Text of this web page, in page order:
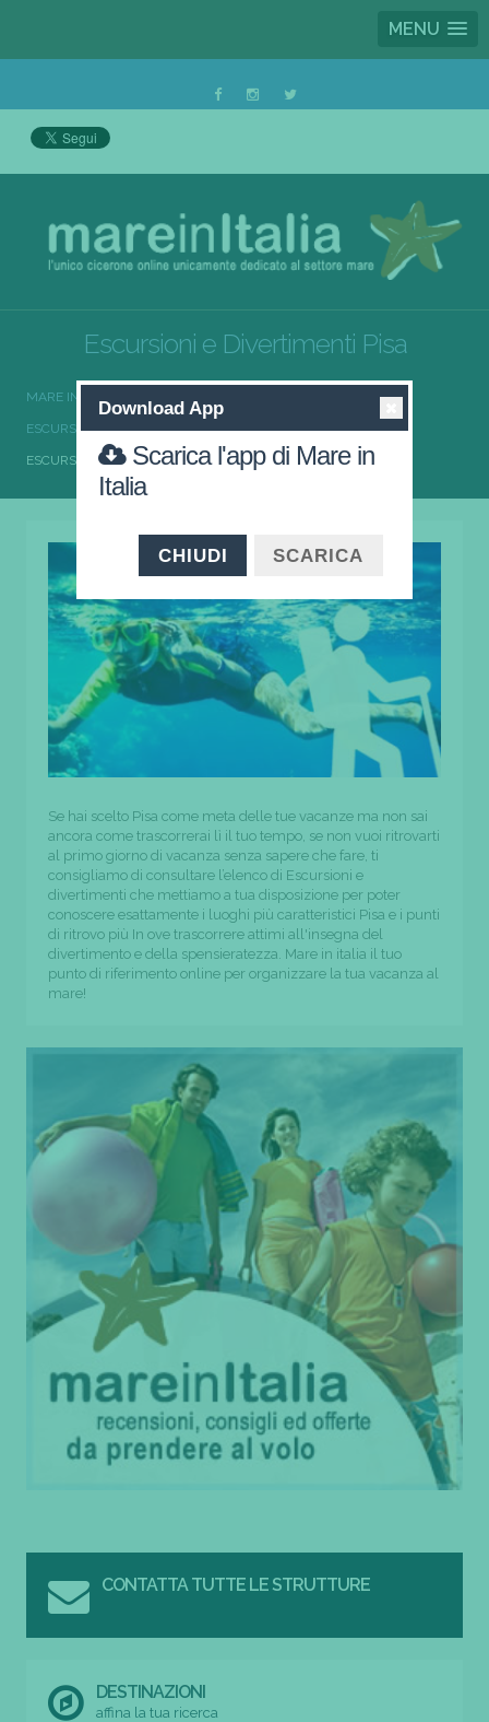
MENU
Escursioni e Divertimenti Pisa
MARE IN ITALIA
ESCURSIONI E DIVERTIMENTI TOSCANA
ESCURSIONI E DIVERTIMENTI PISA
Se hai scelto Pisa come meta delle tue vacanze ma non sai
ancora come trascorrerai lì il tuo tempo, se non vuoi ritrovarti
al primo giorno di vacanza senza sapere che fare, ti
consigliamo di consultare l’elenco di Escursioni e
divertimenti che mettiamo a tua disposizione per poter
conoscere esattamente i luoghi più caratteristici Pisa e i punti
di ritrovo più In ove trascorrere attimi all'insegna del
divertimento e della spensieratezza. Mare in italia il tuo
punto di riferimento online per organizzare la tua vacanza al
mare!
CONTATTA TUTTE LE STRUTTURE
DESTINAZIONI
affina la tua ricerca
Download App
Scarica l'app di Mare in
Italia
CHIUDI SCARICA